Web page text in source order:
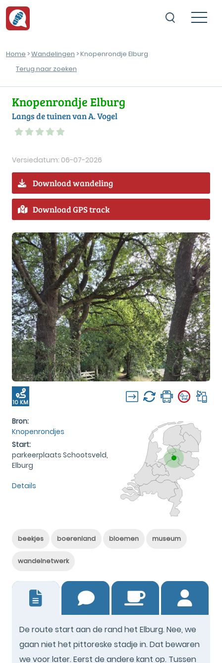
Home >Wandelingen > Knopenrondje Elburg
Terug naar zoeken
Knopenrondje Elburg
Langs de tuinen van A. Vogel
Versiedatum: 06-07-2026
Download wandeling
Download GPS track
10 KM
Bron:
Knopenrondjes
Start:
parkeerplaats Schootsveld,
Elburg
Details
beekjes boerenland bloemen museum
wandelnetwerk
De route start aan de rand het Elburg. Nee, we
gaan niet het pittoreske stadje in. Dat bewaren
we voor later. Eerst de andere kant op. Tussen